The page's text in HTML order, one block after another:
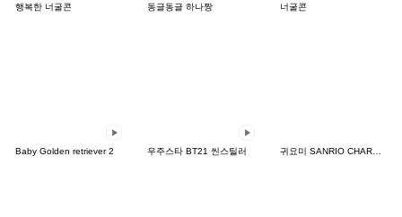
행복한 너굴콘 동글동글 하나짱 너굴콘
Baby Golden retriever 2 우주스타 BT21 씬스틸러 귀요미 SANRIO CHARACTERS 2탄